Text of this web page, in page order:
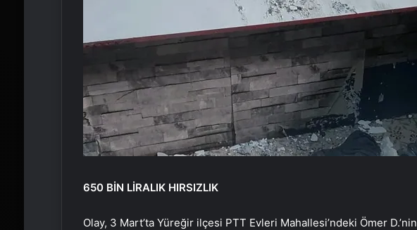
650 BİN LİRALIK HIRSIZLIK
Olay, 3 Mart’ta Yüreğir ilçesi PTT Evleri Mahallesi’ndeki Ömer